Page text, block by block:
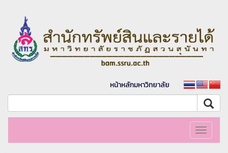
หน้าหลักมหาวิทยาลัย
Toggle